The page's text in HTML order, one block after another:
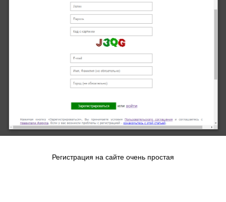
Регистрация на сайте очень простая